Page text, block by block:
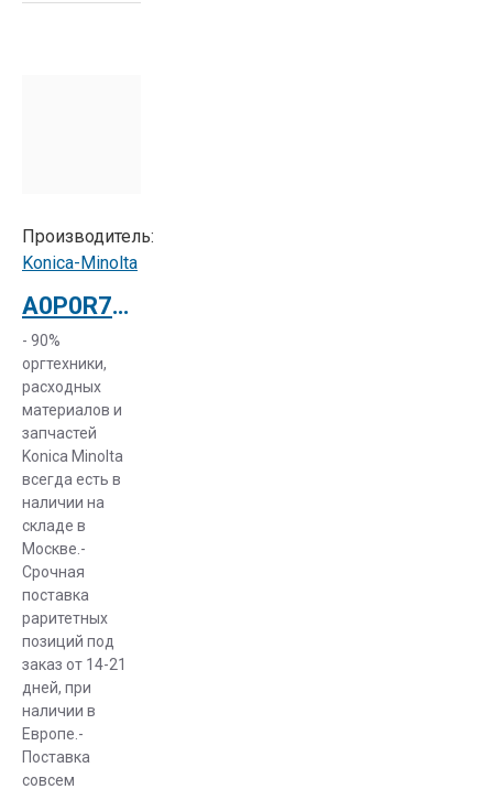
Производитель:
Konica-Minolta
A0P0R71911 Ролик переноса изображения Konica Minolta Second Transfer Roller
- 90%
оргтехники,
расходных
материалов и
запчастей
Konica Minolta
всегда есть в
наличии на
складе в
Москве.-
Срочная
поставка
раритетных
позиций под
заказ от 14-21
дней, при
наличии в
Европе.-
Поставка
совсем